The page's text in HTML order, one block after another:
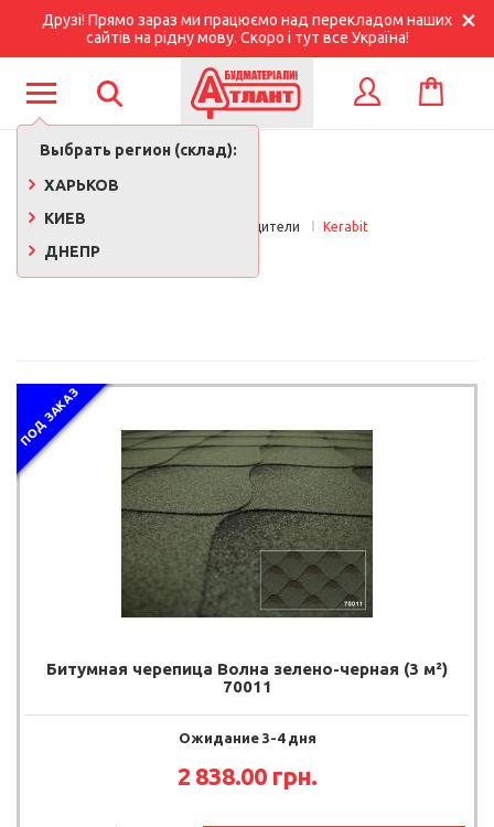
Друзі! Прямо зараз ми працюємо над перекладом наших
сайтів на рідну мову. Скоро і тут все Україна!
Выбрать регион (склад):
ХАРЬКОВ
КИЕВ
ДНЕПР
КОРЗИНА
Производители Kerabit
KERABIT
ПОД ЗАКАЗ
Битумная черепица Волна зелено-черная (3 м²)
70011
Ожидание 3-4 дня
2 838.00 грн.